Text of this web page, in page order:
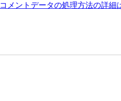
コメントデータの処理方法の詳細